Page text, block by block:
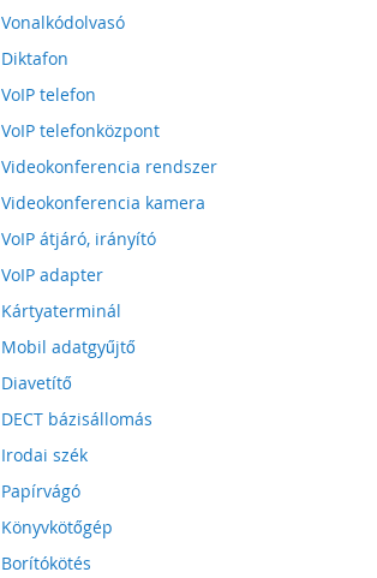
Vonalkódolvasó
Diktafon
VoIP telefon
VoIP telefonközpont
Videokonferencia rendszer
Videokonferencia kamera
VoIP átjáró, irányító
VoIP adapter
Kártyaterminál
Mobil adatgyűjtő
Diavetítő
DECT bázisállomás
Irodai szék
Papírvágó
Könyvkötőgép
Borítókötés